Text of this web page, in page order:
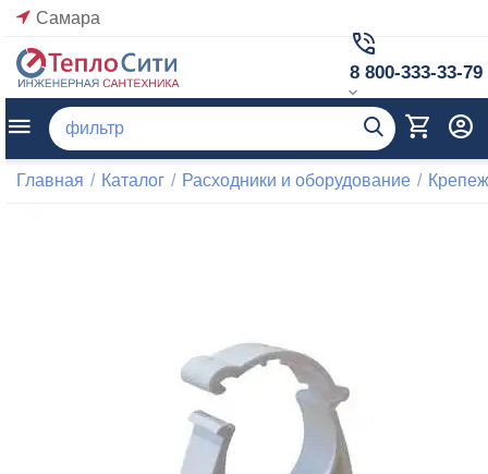
Самара
8 800-333-33-79
Главная / Каталог / Расходники и оборудование /